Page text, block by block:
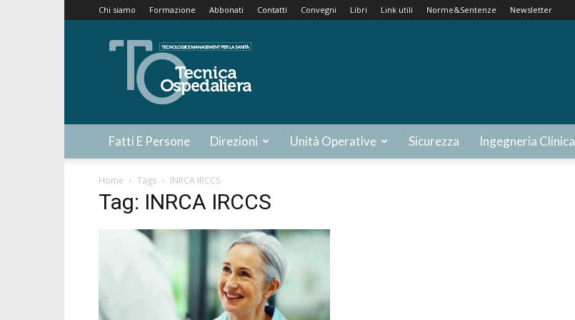
Chi siamo Formazione Abbonati Contatti Convegni Libri Link utili Norme&Sentenze Newsletter
Tecnica
Ospedaliera
Fatti E Persone Direzioni Unità Operative Sicurezza Ingegneria Clinica
Home Tags INRCA IRCCS
Tag: INRCA IRCCS